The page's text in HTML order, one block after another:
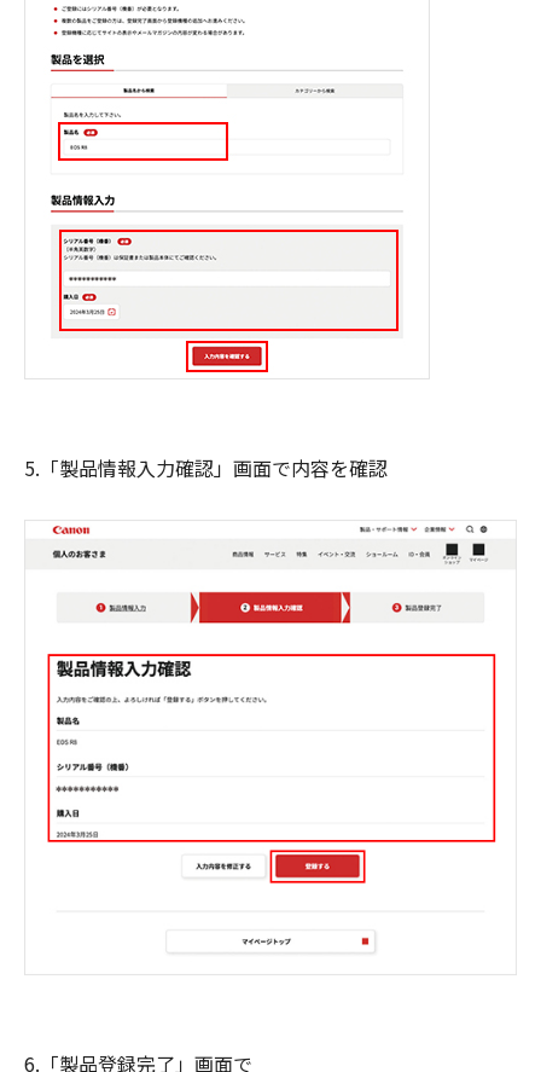
5.「製品情報入力確認」画面で内容を確認
6.「製品登録完了」画面で